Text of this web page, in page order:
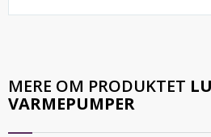
MERE OM PRODUKTET
VARMEPUMPER